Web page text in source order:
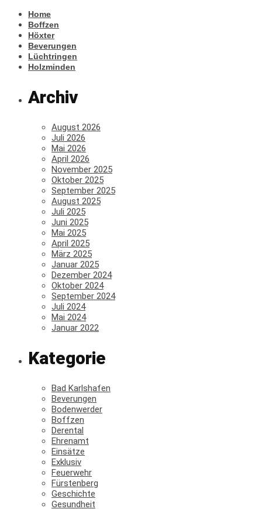
Home
Boffzen
Höxter
Beverungen
Lüchtringen
Holzminden
Archiv
August 2026
Juli 2026
Mai 2026
April 2026
November 2025
Oktober 2025
September 2025
August 2025
Juli 2025
Juni 2025
Mai 2025
April 2025
März 2025
Januar 2025
Dezember 2024
Oktober 2024
September 2024
Juli 2024
Mai 2024
Januar 2022
Kategorie
Bad Karlshafen
Beverungen
Bodenwerder
Boffzen
Derental
Ehrenamt
Einsätze
Exklusiv
Feuerwehr
Fürstenberg
Geschichte
Gesundheit